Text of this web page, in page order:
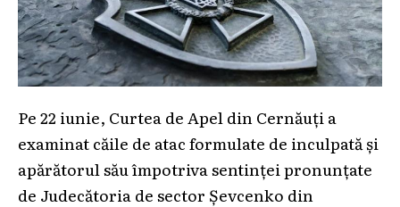
Pe 22 iunie, Curtea de Apel din Cernăuți a
examinat căile de atac formulate de inculpată și
apărătorul său împotriva sentinței pronunțate
de Judecătoria de sector Șevcenko din